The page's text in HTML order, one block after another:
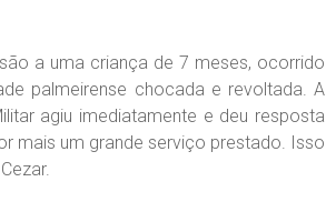
a uma criança de 7 meses, ocorrido
palmeirense chocada e revoltada. A
agiu imediatamente e deu resposta
mais um grande serviço prestado. Isso